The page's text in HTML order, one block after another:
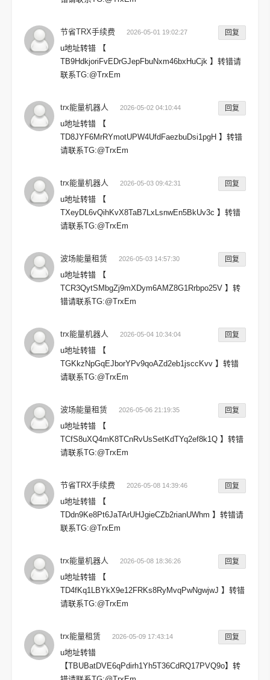
节省TRX手续费 2026-05-01 19:02:27 回复
u地址转错 【
TB9HdkjoriFvEDrGJepFbuNxm46bxHuCjk 】转错请
联系TG:@TrxEm
trx能量机器人 2026-05-02 04:10:44 回复
u地址转错 【
TD8JYF6MrRYmotUPW4UfdFaezbuDsi1pgH 】转错
请联系TG:@TrxEm
trx能量机器人 2026-05-03 09:42:31 回复
u地址转错 【
TXeyDL6vQihKvX8TaB7LxLsnwEn5BkUv3c 】转错
请联系TG:@TrxEm
波场能量租赁 2026-05-03 14:57:30 回复
u地址转错 【
TCR3QytSMbgZj9mXDym6AMZ8G1Rrbpo25V 】转
错请联系TG:@TrxEm
trx能量机器人 2026-05-04 10:34:04 回复
u地址转错 【
TGKkzNpGqEJborYPv9qoAZd2eb1jsccKvv 】转错
请联系TG:@TrxEm
波场能量租赁 2026-05-06 21:19:35 回复
u地址转错 【
TCfS8uXQ4mK8TCnRvUsSetKdTYq2ef8k1Q 】转错
请联系TG:@TrxEm
节省TRX手续费 2026-05-08 14:39:46 回复
u地址转错 【
TDdn9Ke8Pt6JaTArUHJgieCZb2rianUWhm 】转错请
联系TG:@TrxEm
trx能量机器人 2026-05-08 18:36:26 回复
u地址转错 【
TD4fKq1LBYkX9e12FRKs8RyMvqPwNgwjwJ 】转错
请联系TG:@TrxEm
trx能量租赁 2026-05-09 17:43:14 回复
u地址转错
【TBUBatDVE6qPdirh1Yh5T36CdRQ17PVQ9o】转